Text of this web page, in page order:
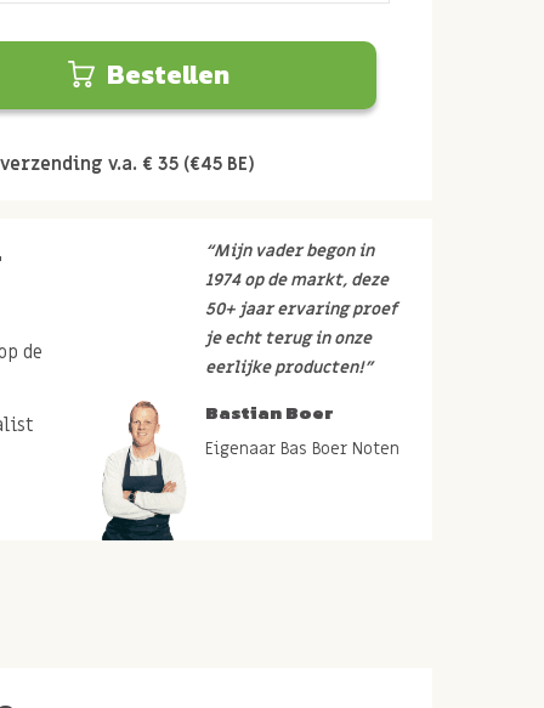
Bestellen
v.a. € 35 (€45 BE)
de
“Mijn vader begon in
1974 op de markt, deze
50+ jaar ervaring proef
je echt terug in onze
eerlijke producten!”
Bastian Boer
Eigenaar Bas Boer Noten